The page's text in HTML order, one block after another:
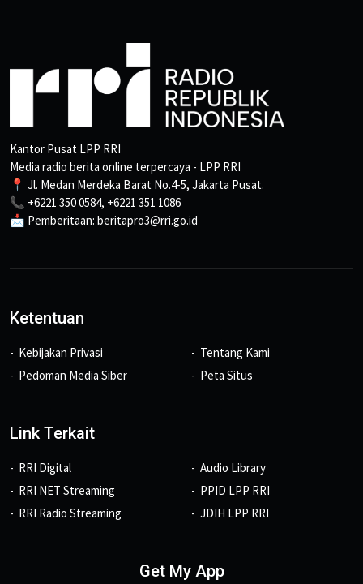
Kantor Pusat LPP RRI
Media radio berita online terpercaya - LPP RRI
📍 Jl. Medan Merdeka Barat No.4-5, Jakarta Pusat.
📞 +6221 350 0584, +6221 351 1086
📩 Pemberitaan: beritapro3@rri.go.id
Ketentuan
Kebijakan Privasi
Pedoman Media Siber
Tentang Kami
Peta Situs
Link Terkait
RRI Digital
RRI NET Streaming
RRI Radio Streaming
Audio Library
PPID LPP RRI
JDIH LPP RRI
Get My App